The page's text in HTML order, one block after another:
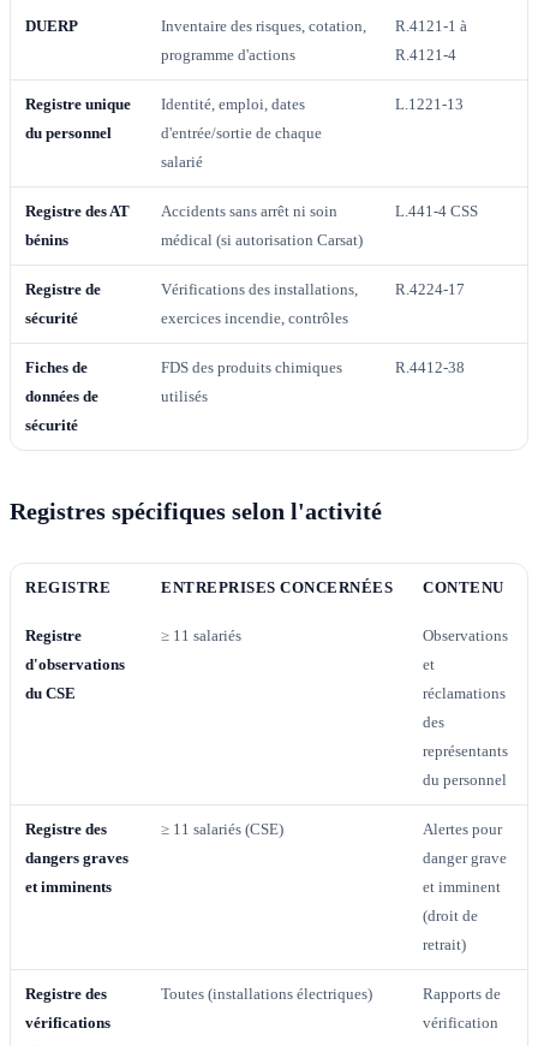
DUERP
Inventaire des risques, cotation,
programme d'actions
R.4121-1 à
R.4121-4
Registre unique
du personnel
Identité, emploi, dates
d'entrée/sortie de chaque
salarié
L.1221-13
Registre des AT
bénins
Accidents sans arrêt ni soin
médical (si autorisation Carsat)
L.441-4 CSS
Registre de
sécurité
Vérifications des installations,
exercices incendie, contrôles
R.4224-17
Fiches de
données de
sécurité
FDS des produits chimiques
utilisés
R.4412-38
Registres spécifiques selon l'activité
REGISTRE ENTREPRISES CONCERNÉES CONTENU
Registre
d'observations
du CSE
≥ 11 salariés
Observations
et
réclamations
des
représentants
du personnel
Registre des
dangers graves
et imminents
≥ 11 salariés (CSE)
Alertes pour
danger grave
et imminent
(droit de
retrait)
Registre des
vérifications
Toutes (installations électriques)
Rapports de
vérification